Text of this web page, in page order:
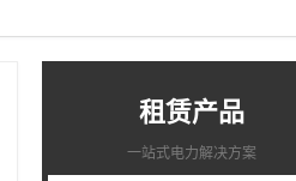
租赁产品
一站式电力解决方案